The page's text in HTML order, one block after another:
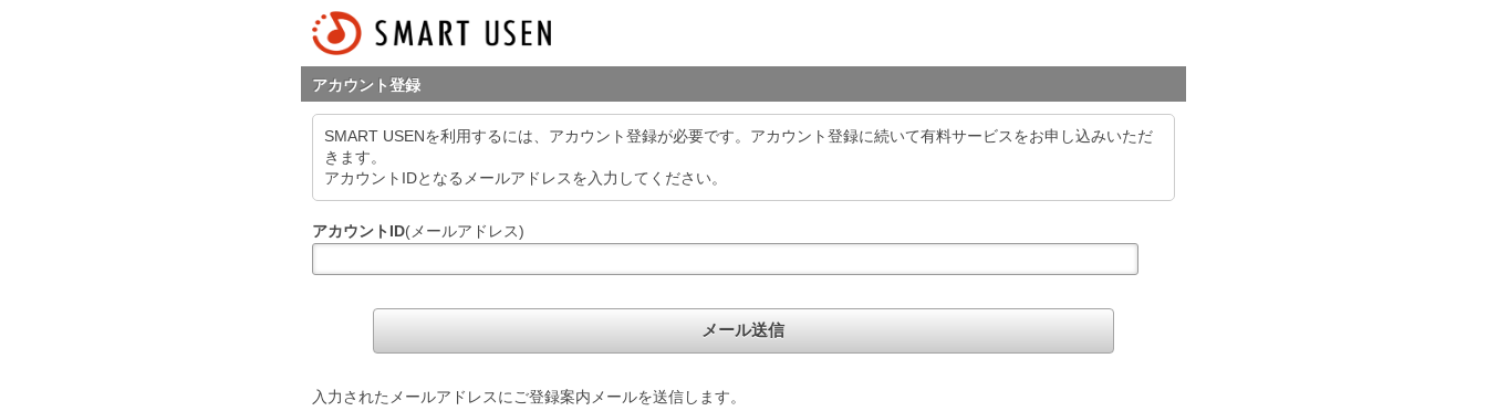
アカウント登録
SMART USENを利用するには、アカウント登録が必要です。アカウント登録に続いて有料サービスをお申し込みいただ
きます。
アカウントIDとなるメールアドレスを入力してください。
アカウントID(メールアドレス)
入力されたメールアドレスにご登録案内メールを送信します。